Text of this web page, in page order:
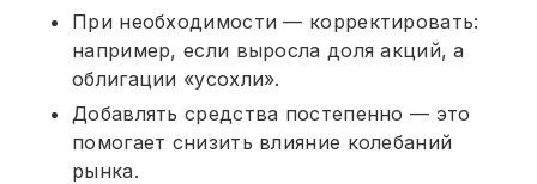
При необходимости — корректировать:
например, если выросла доля акций, а
облигации «усохли».
Добавлять средства постепенно — это
помогает снизить влияние колебаний
рынка.